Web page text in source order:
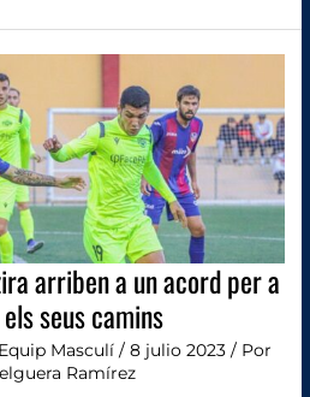
arriben a un acord per a
seus camins
Masculí / 8 julio 2023 / Por
Ramírez